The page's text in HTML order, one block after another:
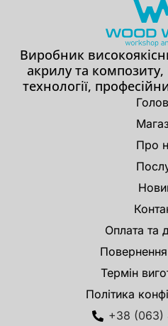
Виробник
акрилу та
технології,
Про
Оплата та
Термін
Політика
+38 (063)